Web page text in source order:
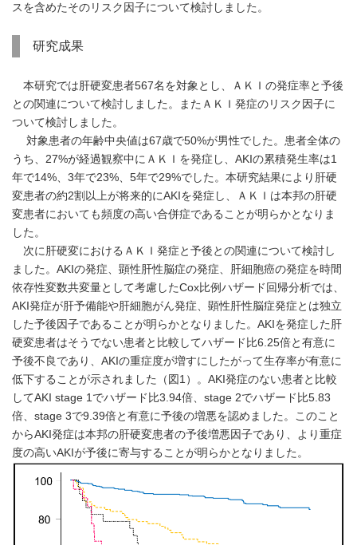
スを含めたそのリスク因子について検討しました。
研究成果
本研究では肝硬変患者567名を対象とし、ＡＫＩの発症率と予後
との関連について検討しました。またＡＫＩ発症のリスク因子に
ついて検討しました。
対象患者の年齢中央値は67歳で50%が男性でした。患者全体の
うち、27%が経過観察中にＡＫＩを発症し、AKIの累積発生率は1
年で14%、3年で23%、5年で29%でした。本研究結果により肝硬
変患者の約2割以上が将来的にAKIを発症し、ＡＫＩは本邦の肝硬
変患者においても頻度の高い合併症であることが明らかとなりま
した。
次に肝硬変におけるＡＫＩ発症と予後との関連について検討し
ました。AKIの発症、顕性肝性脳症の発症、肝細胞癌の発症を時間
依存性変数共変量として考慮したCox比例ハザード回帰分析では、
AKI発症が肝予備能や肝細胞がん発症、顕性肝性脳症発症とは独立
した予後因子であることが明らかとなりました。AKIを発症した肝
硬変患者はそうでない患者と比較してハザード比6.25倍と有意に
予後不良であり、AKIの重症度が増すにしたがって生存率が有意に
低下することが示されました（図1）。AKI発症のない患者と比較
してAKI stage 1でハザード比3.94倍、stage 2でハザード比5.83
倍、stage 3で9.39倍と有意に予後の増悪を認めました。このこと
からAKI発症は本邦の肝硬変患者の予後増悪因子であり、より重症
度の高いAKIが予後に寄与することが明らかとなりました。